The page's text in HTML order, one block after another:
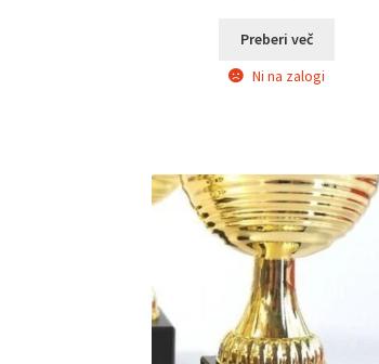
je
€30.00.
Preberi več
Ni na zalogi